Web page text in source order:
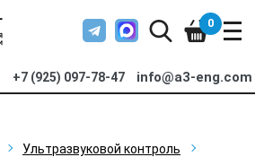
+7 (925) 097-78-47 info@a3-eng.com
0
Ультразвуковой контроль